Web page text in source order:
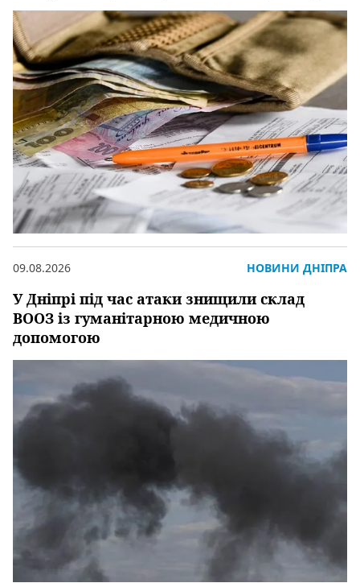
У Дніпрі під час атаки знищили склад
ВООЗ із гуманітарною медичною
допомогою
09.08.2026 НОВИНИ ДНІПРА